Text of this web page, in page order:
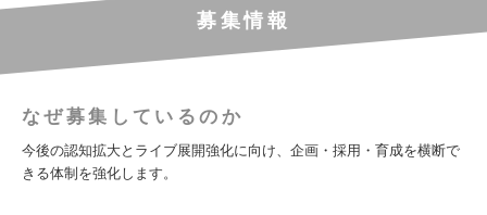
募集情報
なぜ募集しているのか
今後の認知拡大とライブ展開強化に向け、企画・採用・育成を横断で
きる体制を強化します。